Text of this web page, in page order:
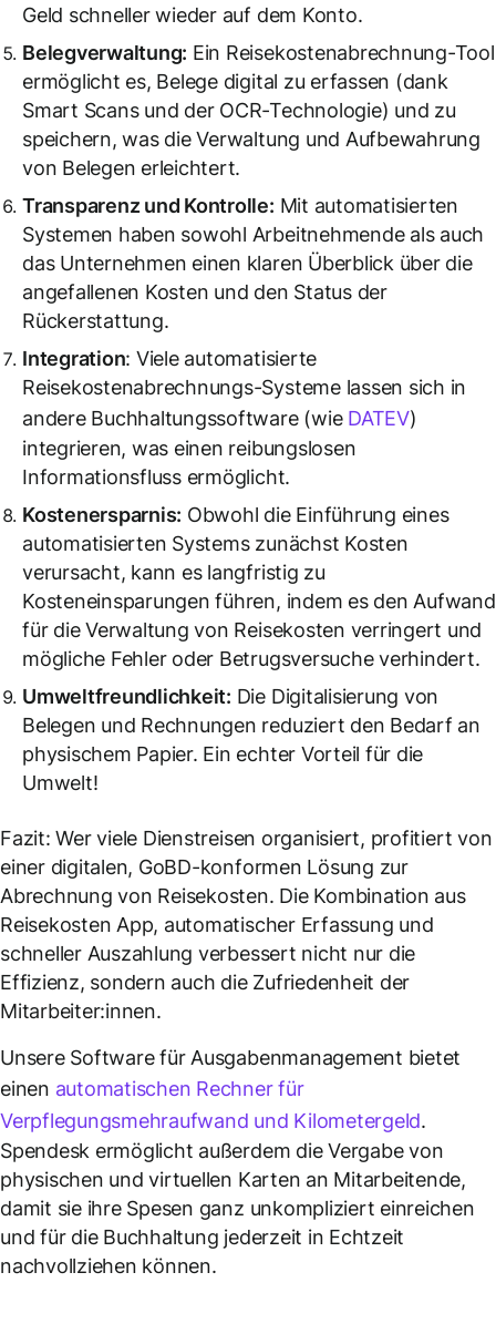
Geld schneller wieder auf dem Konto.
Belegverwaltung: Ein Reisekostenabrechnung-Tool
ermöglicht es, Belege digital zu erfassen (dank
Smart Scans und der OCR-Technologie) und zu
speichern, was die Verwaltung und Aufbewahrung
von Belegen erleichtert.
Transparenz und Kontrolle: Mit automatisierten
Systemen haben sowohl Arbeitnehmende als auch
das Unternehmen einen klaren Überblick über die
angefallenen Kosten und den Status der
Rückerstattung.
Integration: Viele automatisierte
Reisekostenabrechnungs-Systeme lassen sich in
andere Buchhaltungssoftware (wie DATEV)
integrieren, was einen reibungslosen
Informationsfluss ermöglicht.
Kostenersparnis: Obwohl die Einführung eines
automatisierten Systems zunächst Kosten
verursacht, kann es langfristig zu
Kosteneinsparungen führen, indem es den Aufwand
für die Verwaltung von Reisekosten verringert und
mögliche Fehler oder Betrugsversuche verhindert.
Umweltfreundlichkeit: Die Digitalisierung von
Belegen und Rechnungen reduziert den Bedarf an
physischem Papier. Ein echter Vorteil für die
Umwelt!
Fazit: Wer viele Dienstreisen organisiert, profitiert von
einer digitalen, GoBD-konformen Lösung zur
Abrechnung von Reisekosten. Die Kombination aus
Reisekosten App, automatischer Erfassung und
schneller Auszahlung verbessert nicht nur die
Effizienz, sondern auch die Zufriedenheit der
Mitarbeiter:innen.
Unsere Software für Ausgabenmanagement bietet
einen automatischen Rechner für
Verpflegungsmehraufwand und Kilometergeld.
Spendesk ermöglicht außerdem die Vergabe von
physischen und virtuellen Karten an Mitarbeitende,
damit sie ihre Spesen ganz unkompliziert einreichen
und für die Buchhaltung jederzeit in Echtzeit
nachvollziehen können.